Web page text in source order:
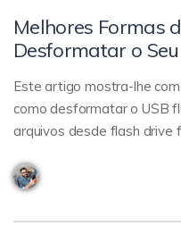
Melhores Formas
Desformatar o
Este artigo mostra-lhe
como desformatar o USB
arquivos desde flash drive